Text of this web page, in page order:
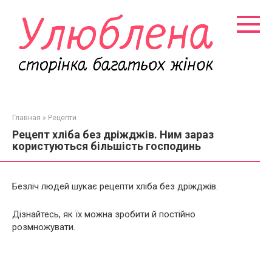
контенту
Главная » Рецепти
Рецепт хліба без дріжджів. Ним зараз
користуються більшість господинь
Безліч людей шукає рецепти хліба без дріжджів.
Дізнайтесь, як їх можна зробити й постійно
розмножувати.